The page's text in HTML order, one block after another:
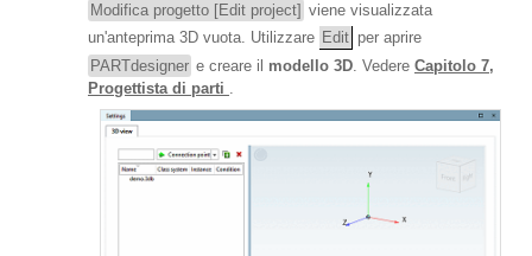
Modifica progetto [Edit project] viene visualizzata
un'anteprima 3D vuota. Utilizzare Edit per aprire
PARTdesigner e creare il modello 3D. Vedere Capitolo 7,
Progettista di parti .